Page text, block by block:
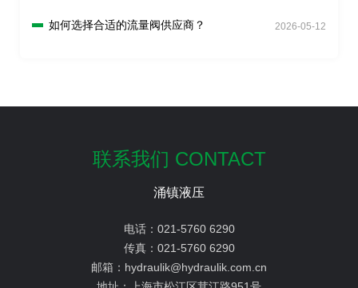
如何选择合适的流量阀供应商？ 2026-05-12
联系我们 CONTACT
涌镇液压
电话： 021-5760 6290
传真： 021-5760 6290
邮箱： hydraulik@hydraulik.com.cn